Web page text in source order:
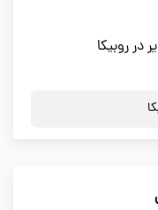
در روبیکا